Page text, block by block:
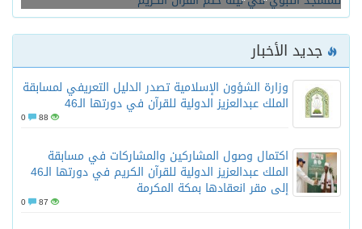
جديد الأخبار
وزارة الشؤون الإسلامية تصدر الدليل التعريفي لمسابقة
الملك عبدالعزيز الدولية للقرآن في دورتها الـ46
88
اكتمال وصول المشاركين والمشاركات في مسابقة
الملك عبدالعزيز الدولية للقرآن الكريم في دورتها الـ46
إلى مقر انعقادها بمكة المكرمة
87